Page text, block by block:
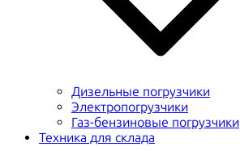
Дизельные погрузчики
Электропогрузчики
Газ-бензиновые погрузчики
Техника для склада